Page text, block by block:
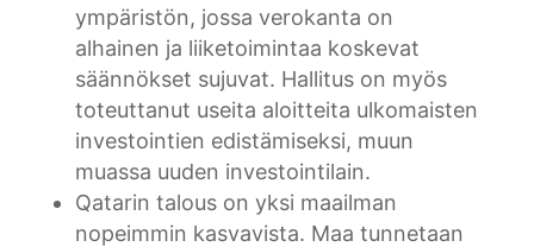
ympäristön, jossa verokanta on
alhainen ja liiketoimintaa koskevat
säännökset sujuvat. Hallitus on myös
toteuttanut useita aloitteita ulkomaisten
investointien edistämiseksi, muun
muassa uuden investointilain.
Qatarin talous on yksi maailman
nopeimmin kasvavista. Maa tunnetaan